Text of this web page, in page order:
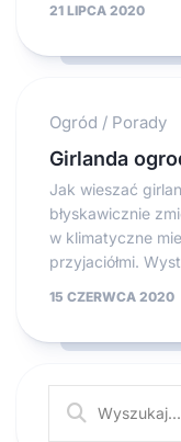
21 LIPCA 2020
Ogród / Porady
Girlanda
Jak wieszać
błyskawicznie
w klimatyczne
przyjaciółmi.
15 CZERWCA 2020